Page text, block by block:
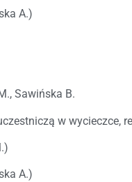
A.)
Sawińska B.
w wycieczce,
A.)